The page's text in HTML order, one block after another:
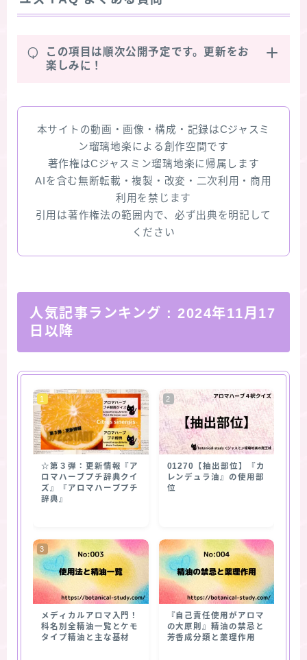
Q
この項目は順次公開予定です。更新をお
楽しみに！
本サイトの動画・画像・構成・記録はCジャスミ
ン瑠璃地楽による創作空間です
著作権はCジャスミン瑠璃地楽に帰属します
AIを含む無断転載・複製・改変・二次利用・商用
利用を禁じます
引用は著作権法の範囲内で、必ず出典を明記して
ください
人気記事ランキング : 2024年11月17
日以降
☆第３弾：更新情報『ア
ロマハーブプチ辞典クイ
ズ』『アロマハーブプチ
辞典』
01270【抽出部位】『カ
レンデュラ油』の使用部
位
メディカルアロマ入門！
科名別全精油一覧とケモ
タイプ精油と主な基材
『自己責任使用がアロマ
の大原則』精油の禁忌と
芳香成分類と薬理作用